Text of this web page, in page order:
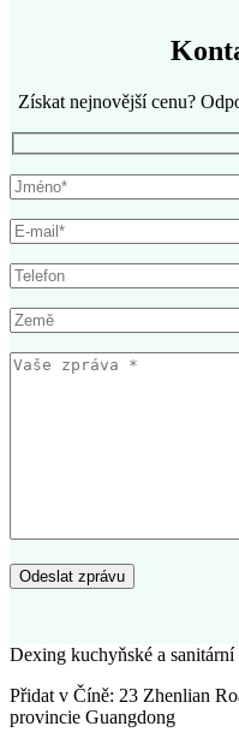
Získat nejnovější cenu?
Dexing kuchyňské a
Přidat v Číně: 23 Zhenlian
provincie Guangdong